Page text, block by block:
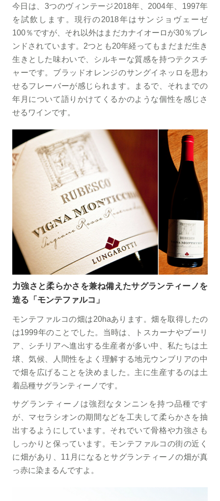
今日は、3つのヴィンテージ2018年、2004年、1997年
を試飲します。現行の2018年はサンジョヴェーゼ
100％ですが、それ以外はまだカナイオーロが30％ブレ
ンドされています。2つとも20年経ってもまだまだ生き
生きとした味わいで、シルキーな質感を持つテクスチ
ャーです。ブラッドオレンジのサングイネッロを思わ
せるフレーバーが感じられます。まるで、それまでの
年月について語りかけてくるかのような個性を感じさ
せるワインです。
力強さと柔らかさを兼ね備えたサグランティーノを
造る「モンテファルコ」
モンテファルコの畑は20haあります。畑を取得したの
は1999年のことでした。当時は、トスカーナやプーリ
ア、シチリアへ進出する生産者が多い中、私たちは土
壌、気候、人間性をよく理解する地元ウンブリアの中
で畑を広げることを決めました。主に生産するのは土
着品種サグランティーノです。
サグランティーノは強烈なタンニンを持つ品種です
が、マセラシオンの期間などを工夫して柔らかさを抽
出するようにしています。それでいて骨格や力強さも
しっかりと保っています。モンテファルコの街の近く
に畑があり、11月になるとサグランティーノの畑が真
っ赤に染まるんですよ。